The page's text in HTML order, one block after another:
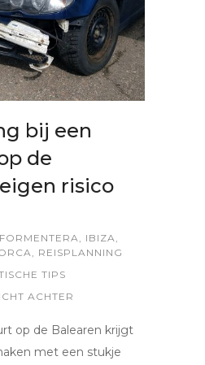
bij een
de
risico
FORMENTERA IBIZA
REISPLANNING
TIPS
ACHTER
op de Balearen krijgt
met een stukje